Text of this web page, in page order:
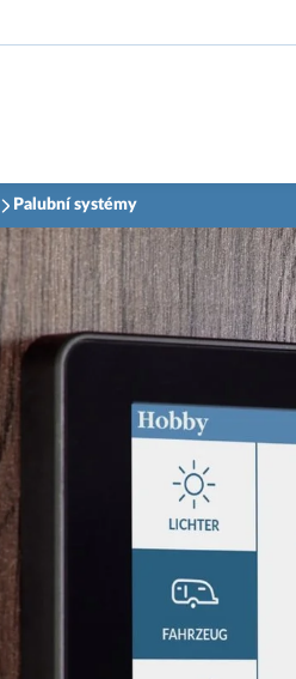
Palubní systémy